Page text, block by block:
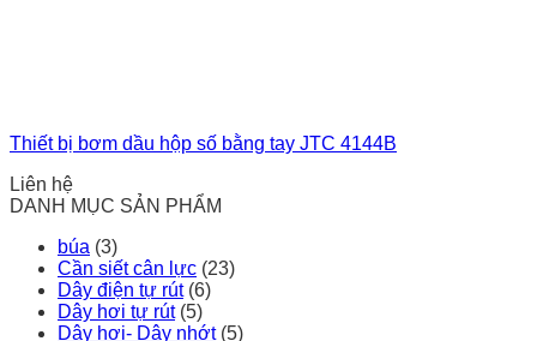
Thiết bị bơm dầu hộp số bằng tay JTC 4144B
Liên hệ
DANH MỤC SẢN PHẨM
búa (3)
Cần siết cân lực (23)
Dây điện tự rút (6)
Dây hơi tự rút (5)
Dây hơi- Dây nhớt (5)